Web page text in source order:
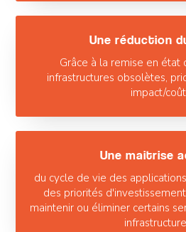
Une réduction
Grâce à la remise en état
infrastructures obsolètes,
impact/
Une maitrise
du cycle de vie des
des priorités
maintenir ou éliminer certains